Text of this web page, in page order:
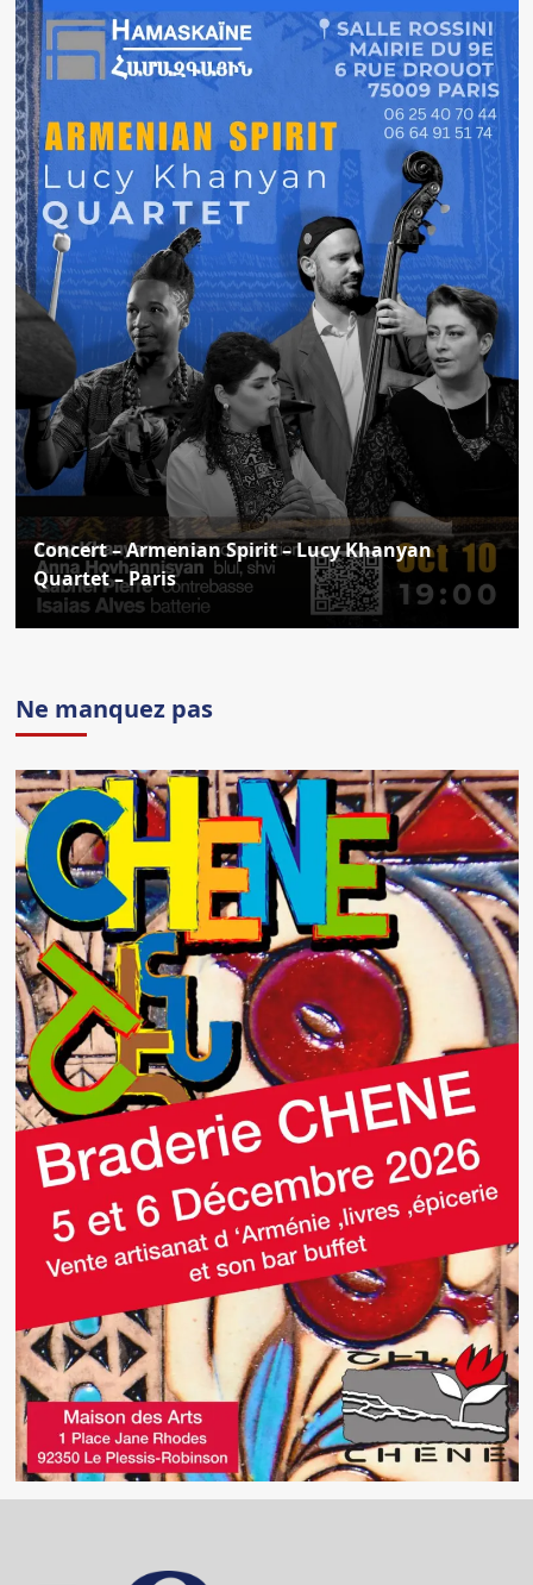
Concert – Armenian Spirit – Lucy Khanyan
Quartet – Paris
Ne manquez pas